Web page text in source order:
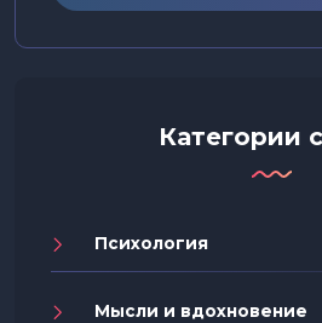
Категории
Психология
Мысли и вдохновение